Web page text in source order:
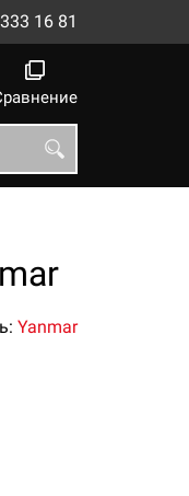
16 81
Yanmar